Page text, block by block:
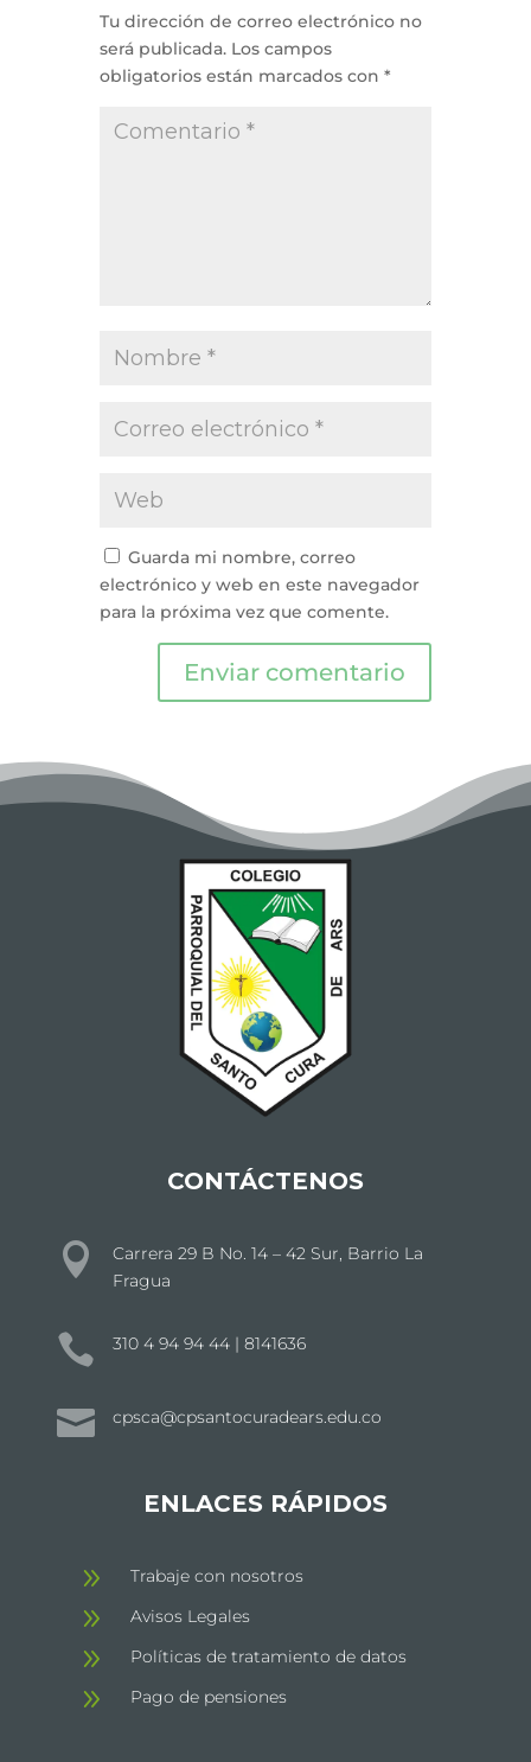
Tu dirección de correo electrónico no
será publicada. Los campos
obligatorios están marcados con *
Guarda mi nombre, correo
electrónico y web en este navegador
para la próxima vez que comente.
CONTÁCTENOS

Carrera 29 B No. 14 – 42 Sur, Barrio La
Fragua
 310 4 94 94 44 | 8141636
 cpsca@cpsantocuradears.edu.co
ENLACES RÁPIDOS
9 Trabaje con nosotros
9 Avisos Legales
9 Políticas de tratamiento de datos
9 Pago de pensiones